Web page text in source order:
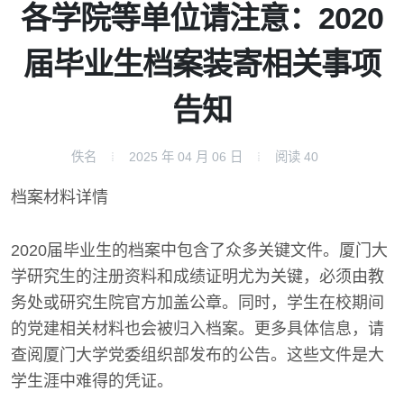
各学院等单位请注意：2020
届毕业生档案装寄相关事项
告知
佚名 2025 年 04 月 06 日 阅读 40
档案材料详情
2020届毕业生的档案中包含了众多关键文件。厦门大
学研究生的注册资料和成绩证明尤为关键，必须由教
务处或研究生院官方加盖公章。同时，学生在校期间
的党建相关材料也会被归入档案。更多具体信息，请
查阅厦门大学党委组织部发布的公告。这些文件是大
学生涯中难得的凭证。